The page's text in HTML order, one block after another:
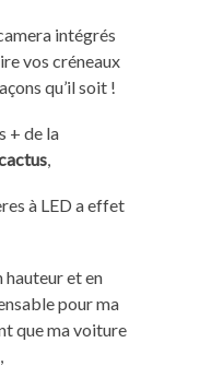
intégrés
vos créneaux
qu’il soit !
+ de la
,
à LED a effet
hauteur et en
pour ma
que ma voiture
,